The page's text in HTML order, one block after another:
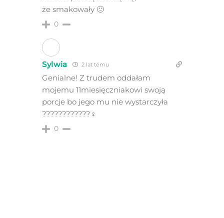
że smakowały 🙂
0
Sylwia 2 lat temu
Genialne! Z trudem oddałam
mojemu 11miesięczniakowi swoją
porcje bo jego mu nie wystarczyła
????????????‍♀️
0